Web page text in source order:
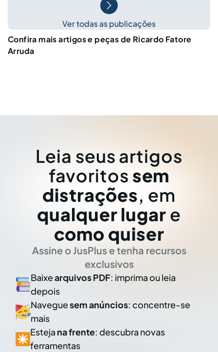
Ver todas as publicações
Confira mais artigos e peças de Ricardo Fatore
Arruda
Leia seus artigos
favoritos sem
distrações, em
qualquer lugar e
como quiser
Assine o JusPlus e tenha recursos
exclusivos
Baixearquivos PDF: imprima ou leia
depois
Naveguesem anúncios: concentre-se
mais
Esteja na frente: descubra novas
ferramentas